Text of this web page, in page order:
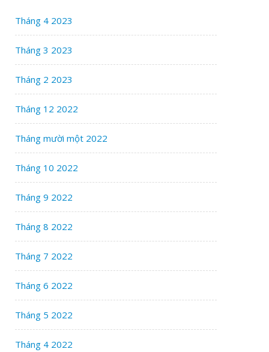
Tháng 4 2023
Tháng 3 2023
Tháng 2 2023
Tháng 12 2022
Tháng mười một 2022
Tháng 10 2022
Tháng 9 2022
Tháng 8 2022
Tháng 7 2022
Tháng 6 2022
Tháng 5 2022
Tháng 4 2022